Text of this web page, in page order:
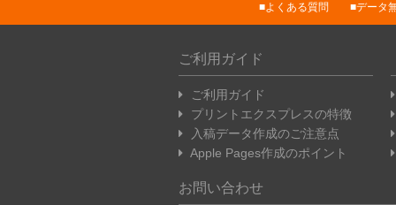
よくある質問 データ
ご利用ガイド
ご利用ガイド
プリントエクスプレスの特徴
入稿データ作成のご注意点
Apple Pages作成のポイント
お問い合わせ